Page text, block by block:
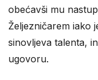
obećavši mu
Željezničarem iako
sinovljeva talenta,
ugovoru.